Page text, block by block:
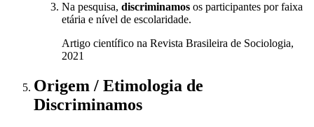
Na pesquisa, discriminamos os participantes por faixa
etária e nível de escolaridade.
Artigo científico na Revista Brasileira de Sociologia,
2021
Origem / Etimologia de
Discriminamos